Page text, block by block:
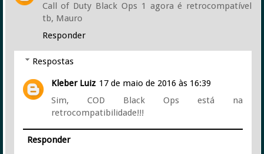
Call of Duty Black Ops 1 agora é retrocompatível
tb, Mauro
Responder
Respostas
Kleber Luiz 17 de maio de 2016 às 16:39
Sim, COD Black Ops está na
retrocompatibilidade!!!
Responder